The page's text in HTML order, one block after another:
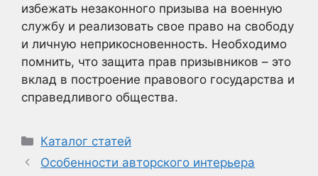
избежать незаконного призыва на военную
службу и реализовать свое право на свободу
и личную неприкосновенность. Необходимо
помнить, что защита прав призывников – это
вклад в построение правового государства и
справедливого общества.
Рубрики
Каталог статей
Особенности авторского интерьера